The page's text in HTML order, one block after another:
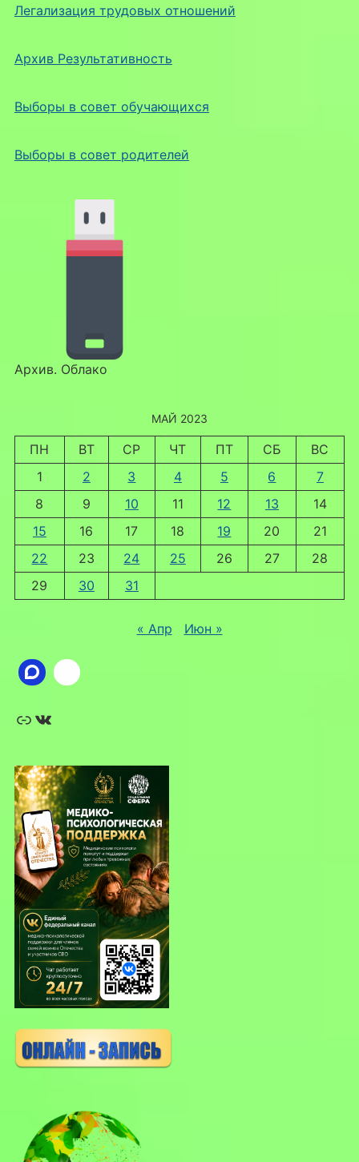
Легализация трудовых отношений
Архив Результативность
Выборы в совет обучающихся
Выборы в совет родителей
Архив. Облако
МАЙ 2023
ПН ВТ СР ЧТ ПТ СБ
ВС
1
2 3 4 5 6
7
8
9 10 11 12 13
14
15
16 17 18 19 20
21
22
23 24 25 26 27
28
29
30 31
« Апр Июн »
Ссылка